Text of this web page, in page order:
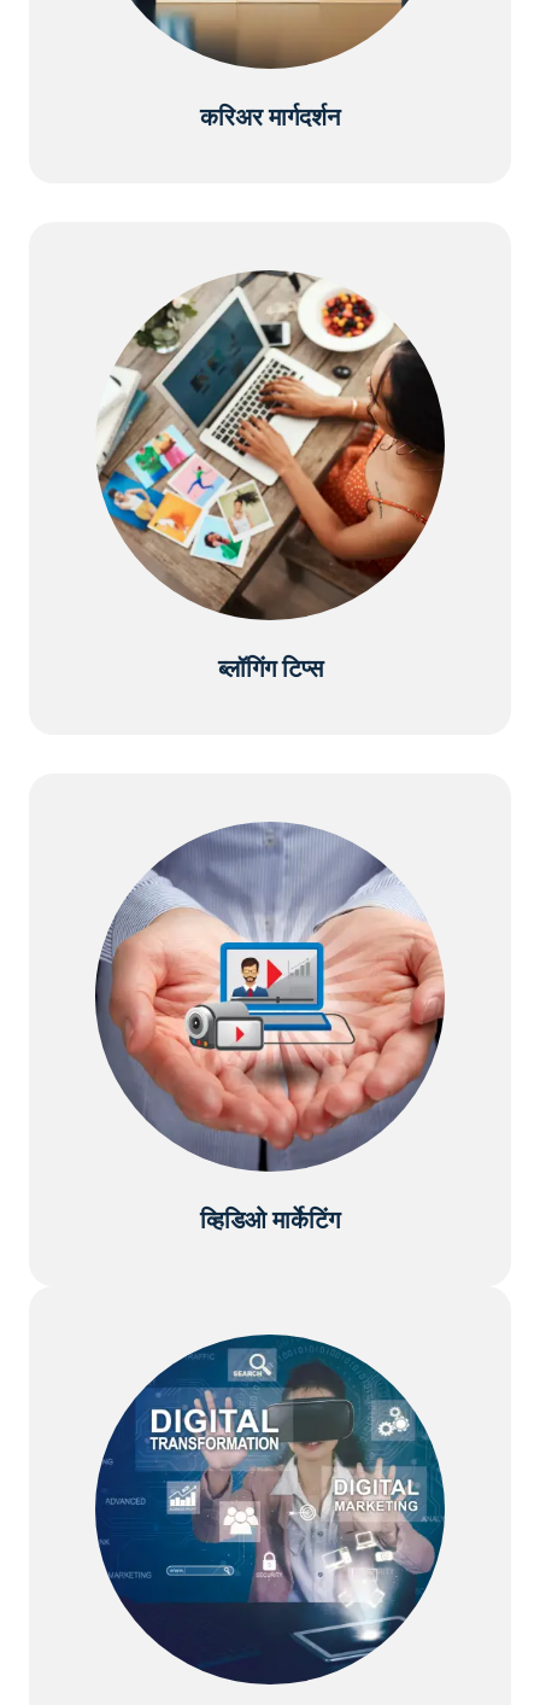
करिअर मार्गदर्शन
ब्लॉगिंग टिप्स
व्हिडिओ मार्केटिंग